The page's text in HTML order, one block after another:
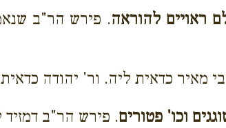
ראויים להוראה. פירש הר"ב
מאיר כדאית ליה. ור' יהודה
וכו' פטורים. פירש הר"ב דמזיד